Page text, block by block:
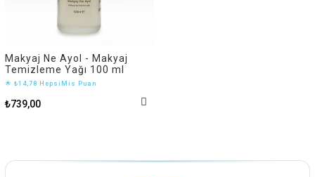
Makyaj Ne Ayol - Makyaj
Temizleme Yağı 100 ml
🌟 ₺14,78 HepsiMis Puan
₺739,00